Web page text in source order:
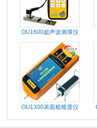
OU1600超声波测厚仪
OU1300表面粗糙度仪